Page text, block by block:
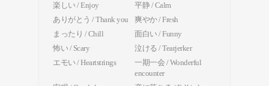
楽しい / Enjoy
平静 / Calm
ありがとう / Thank you
爽やか / Fresh
まったり / Chill
面白い / Funny
怖い / Scary
泣ける / Tearjerker
エモい / Heartstrings
一期一会 / Wonderful
encounter